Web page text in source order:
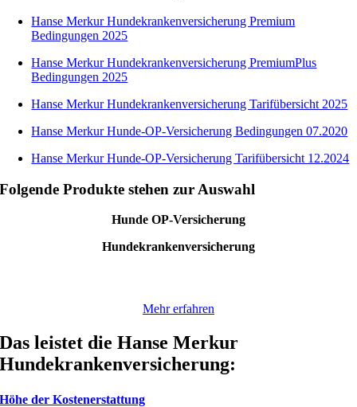
Hanse Merkur Hundekrankenversicherung Premium
Bedingungen 2025
Hanse Merkur Hundekrankenversicherung PremiumPlus
Bedingungen 2025
Hanse Merkur Hundekrankenversicherung Tarifübersicht 2025
Hanse Merkur Hunde-OP-Versicherung Bedingungen 07.2020
Hanse Merkur Hunde-OP-Versicherung Tarifübersicht 12.2024
Folgende Produkte stehen zur Auswahl
Hunde OP-Versicherung
Hundekrankenversicherung
Mehr erfahren
Das leistet die Hanse Merkur
Hundekrankenversicherung:
Höhe der Kostenerstattung